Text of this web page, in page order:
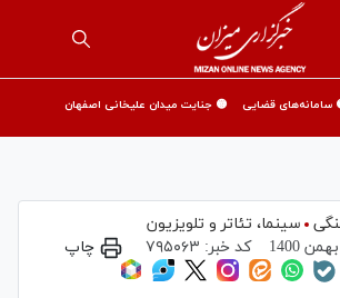
سامانه‌های قضایی 🟡 جنایت میدان علیخانی اصفهان
سینما،‌ تئاتر و تلویزیون
کد خبر: ۷۹۵۰۶۳ چاپ